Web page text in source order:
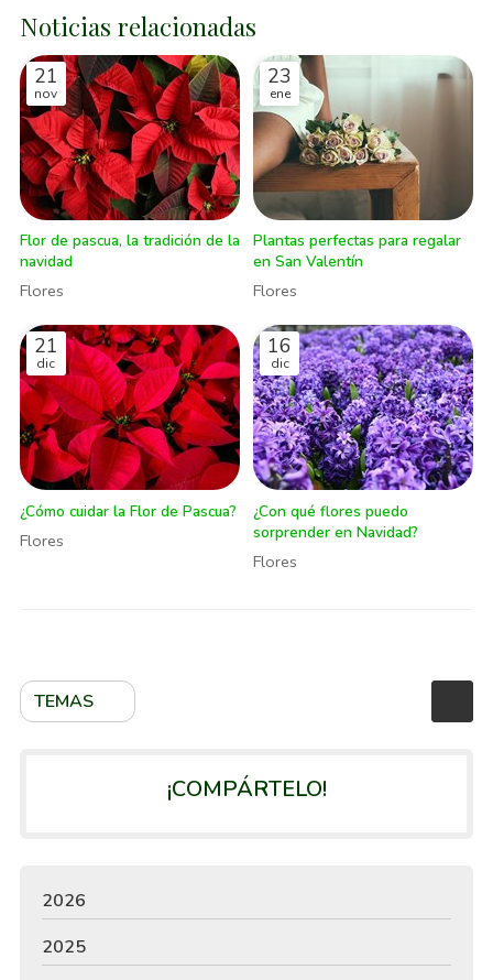
TEMAS
Noticias relacionadas
21
nov
Flor de pascua, la tradición de la
navidad
Flores
23
ene
Plantas perfectas para regalar
en San Valentín
Flores
21
dic
¿Cómo cuidar la Flor de Pascua?
Flores
16
dic
¿Con qué flores puedo
sorprender en Navidad?
Flores
¡COMPÁRTELO!
2026
2025